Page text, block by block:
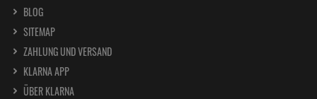
BLOG
SITEMAP
ZAHLUNG UND VERSAND
KLARNA APP
ÜBER KLARNA